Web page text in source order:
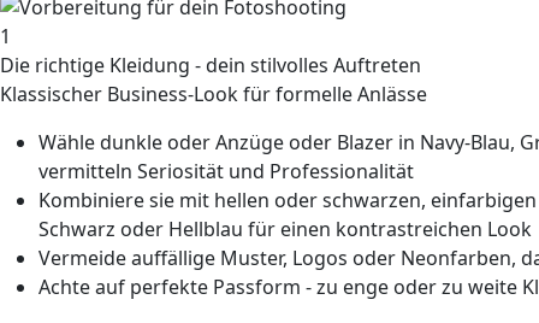
1
Die richtige Kleidung - dein stilvolles Auftreten
Klassischer Business-Look für formelle Anlässe
Wähle dunkle oder Anzüge oder Blazer in Navy-Blau,
vermitteln Seriosität und Professionalität
Kombiniere sie mit hellen oder schwarzen,
Schwarz oder Hellblau für einen kontrastreichen Look
Vermeide auffällige Muster, Logos oder Neonfarben,
Achte auf perfekte Passform - zu enge oder zu weite